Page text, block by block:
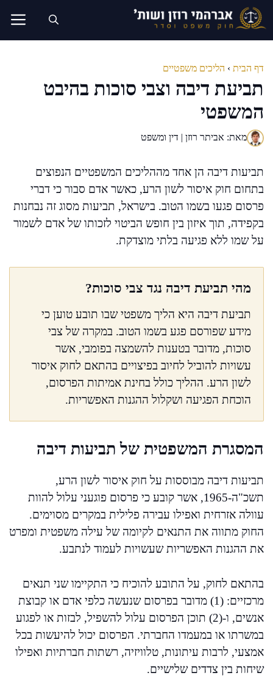
לדלג
לתוכן
דף הבית › הליכים משפטיים
תביעת דיבה וצבי סוכות בהיבט
המשפטי
מאת: אביתר רוזן | דין ומשפט
תביעות דיבה הן אחד מההליכים המשפטיים הנפוצים
בתחום חוק איסור לשון הרע, כאשר אדם סבור כי דברי
פרסום פגעו בשמו הטוב. בישראל, תביעות מסוג זה נבחנות
בקפידה, תוך איזון בין חופש הביטוי לזכותו של אדם לשמור
על שמו ללא פגיעה בלתי מוצדקת.
מהי תביעת דיבה נגד צבי סוכות?
תביעת דיבה היא הליך משפטי שבו תובע טוען כי
מידע שפורסם פגע בשמו הטוב. במקרה של צבי
סוכות, מדובר בטענות להשמצה בפומבי, אשר
עשויות להוביל לחיוב בפיצויים בהתאם לחוק איסור
לשון הרע. ההליך כולל בחינת אמיתות הפרסום,
הוכחת הפגיעה ושקלול ההגנות האפשריות.
המסגרת המשפטית של תביעות דיבה
תביעות דיבה מבוססות על חוק איסור לשון הרע,
תשכ"ה-1965, אשר קובע כי פרסום פוגעני עלול להוות
עוולה אזרחית ואפילו עבירה פלילית במקרים מסוימים.
החוק מתווה את התנאים לקיומה של עילה משפטית ומפרט
את ההגנות האפשריות שעשויות לעמוד לנתבע.
בהתאם לחוק, על התובע להוכיח כי התקיימו שני תנאים
מרכזיים: (1) מדובר בפרסום שנעשה כלפי אדם או קבוצת
אנשים, ו-(2) תוכן הפרסום עלול להשפיל, לבזות או לפגוע
במשרתו או במעמדו החברתי. הפרסום יכול להיעשות בכל
אמצעי, לרבות עיתונות, טלוויזיה, רשתות חברתיות ואפילו
שיחות בין צדדים שלישיים.